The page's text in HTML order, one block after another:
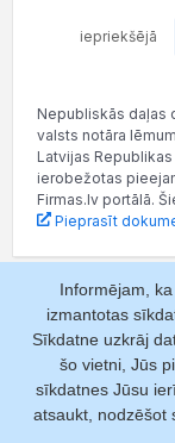
iepriekšējā
Nepubliskās daļas
valsts notāra
Latvijas
ierobežotas
Firmas.lv portālā.
Pieprasīt
Saistītie
26.06.2024
Informējam,
izmantotas
Sīkdatne uzkrāj
šo vietni, Jūs
sīkdatnes Jūsu
atsaukt, nodzēšot